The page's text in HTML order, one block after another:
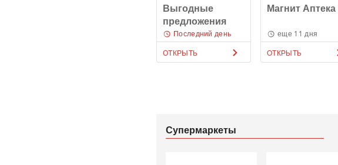
Выгодные
предложения
Последний день
ОТКРЫТЬ
Магнит Аптека
еще 11 дня
ОТКРЫТЬ
Супермаркеты